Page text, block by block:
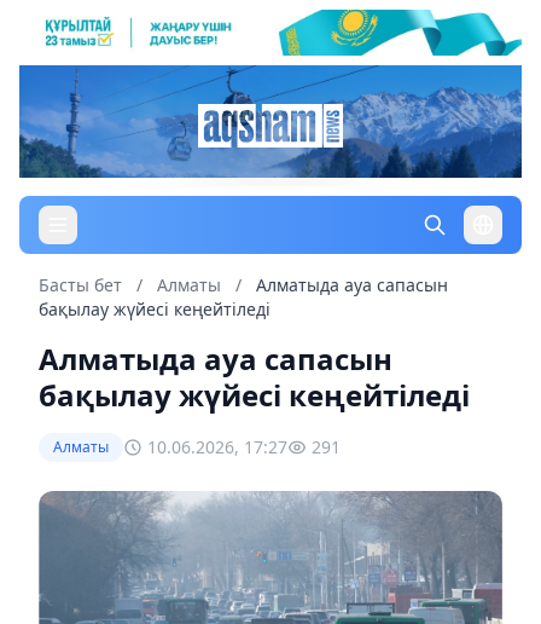
Басты бет / Алматы /
Алматыда ауа сапасын
бақылау жүйесі кеңейтіледі
Алматыда ауа сапасын
бақылау жүйесі кеңейтіледі
Алматы 10.06.2026, 17:27 291